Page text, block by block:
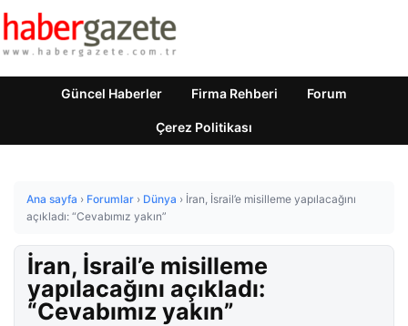
Güncel Haberler Firma Rehberi Forum
Çerez Politikası
Ana sayfa › Forumlar › Dünya › İran, İsrail’e misilleme yapılacağını
açıkladı: “Cevabımız yakın”
İran, İsrail’e misilleme
yapılacağını açıkladı:
“Cevabımız yakın”